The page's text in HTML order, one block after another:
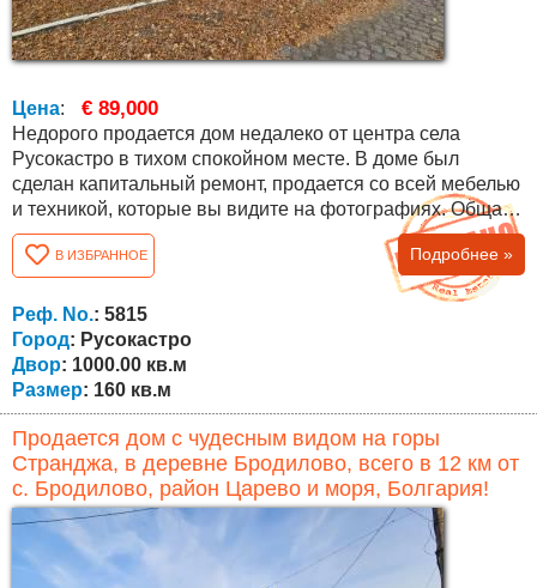
Цена: € 89,000
Недорого продается дом недалеко от центра села
Русокастро в тихом спокойном месте. В доме был
сделан капитальный ремонт, продается со всей мебелью
и техникой, которые вы видите на фотографиях. Общая
квадратура составляет 160 кв.м. со следующей
планировкой: на первом этаже зал с переходом в
столовую и кухню, ванная с туалетом и большая
застекленная веранда (закрытая). Внутренняя лестница
ведет на второй этаж, где расположены три...
В ИЗБРАННОЕ Подробнее »
Реф. No.: 5815
Город: Русокастро
Двор: 1000.00 кв.м
Размер: 160 кв.м
Продается дом с чудесным видом на горы
Странджа, в деревне Бродилово, всего в 12 км от
с. Бродилово, район Царево и моря, Болгария!